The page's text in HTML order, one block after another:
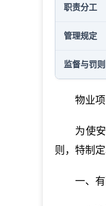
职责分工
管理规定
监督与罚则
物业
为使
则，特制定
一、